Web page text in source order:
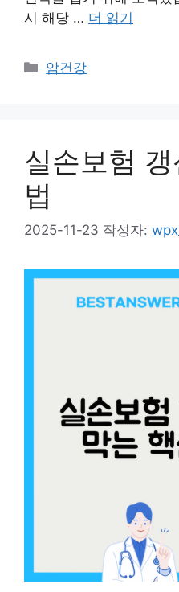
시 해당 … 더 읽기
카
암건강
실손보험
법
2025-11-23 작성자: